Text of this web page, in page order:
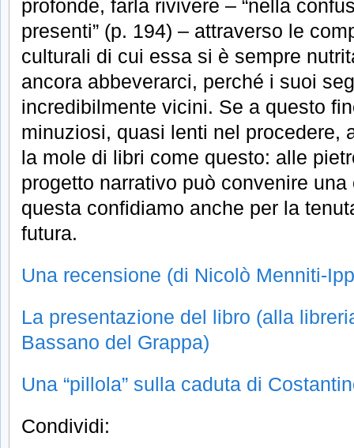
profonde, farla rivivere – “nella
presenti” (p. 194) – attraverso le
culturali di cui essa si è sempre
ancora abbeverarci, perché i suoi
incredibilmente vicini. Se a questo
minuziosi, quasi lenti nel procedere,
la mole di libri come questo: alle
progetto narrativo può convenire
questa confidiamo anche per la
futura.
Una recensione (di Nicolò Menniti-
La presentazione del libro (alla
Bassano del Grappa)
Una “pillola” sulla caduta di
Condividi: